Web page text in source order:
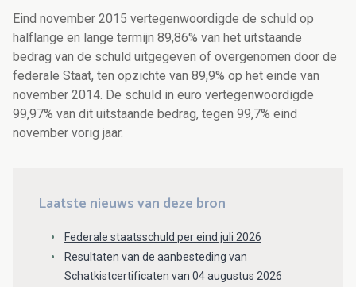
Eind november 2015 vertegenwoordigde de schuld op
halflange en lange termijn 89,86% van het uitstaande
bedrag van de schuld uitgegeven of overgenomen door de
federale Staat, ten opzichte van 89,9% op het einde van
november 2014. De schuld in euro vertegenwoordigde
99,97% van dit uitstaande bedrag, tegen 99,7% eind
november vorig jaar.
Laatste nieuws van deze bron
Federale staatsschuld per eind juli 2026
Resultaten van de aanbesteding van
Schatkistcertificaten van 04 augustus 2026